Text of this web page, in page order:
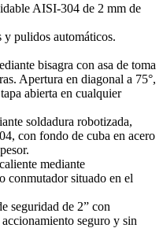
AISI-304 de 2 mm de
y pulidos automáticos.
bisagra con asa de toma
Apertura en diagonal a 75°,
abierta en cualquier
soldadura robotizada,
con fondo de cuba en acero
mediante
conmutador situado en el
seguridad de 2” con
seguro y sin